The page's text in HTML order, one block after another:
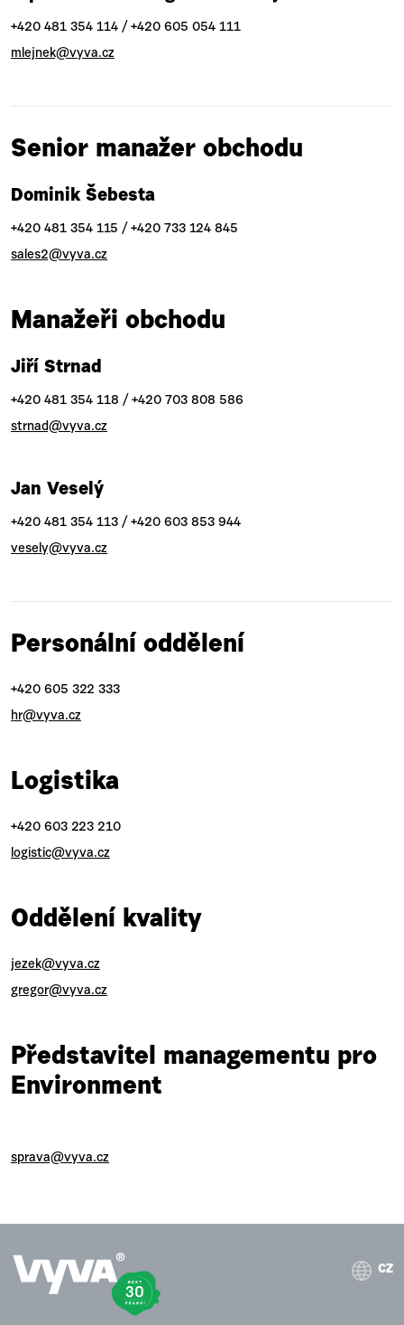
+420 481 354 114 / +420 605 054 111
mlejnek@vyva.cz
Senior manažer obchodu
Dominik Šebesta
+420 481 354 115 / +420 733 124 845
sales2@vyva.cz
Manažeři obchodu
Jiří Strnad
+420 481 354 118 / +420 703 808 586
strnad@vyva.cz
Jan Veselý
+420 481 354 113 / +420 603 853 944
vesely@vyva.cz
Personální oddělení
+420 605 322 333
hr@vyva.cz
Logistika
+420 603 223 210
logistic@vyva.cz
Oddělení kvality
jezek@vyva.cz
gregor@vyva.cz
Představitel managementu pro
Environment
sprava@vyva.cz
CZ